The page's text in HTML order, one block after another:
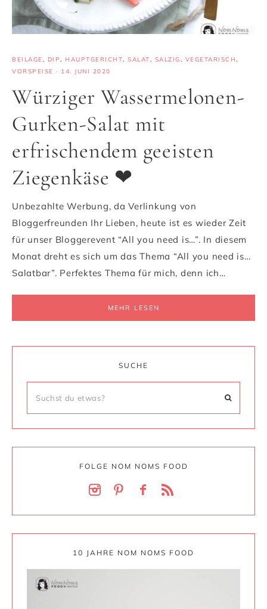
BEILAGE, DIP, HAUPTGERICHT, SALAT, SALZIG, VEGETARISCH,
VORSPEISE · 14. JUNI 2020
Würziger Wassermelonen-
Gurken-Salat mit
erfrischendem geeisten
Ziegenkäse ❤
Unbezahlte Werbung, da Verlinkung von
Bloggerfreunden Ihr Lieben, heute ist es wieder Zeit
für unser Bloggerevent “All you need is…”. In diesem
Monat dreht es sich um das Thema “All you need is…
Salatbar”. Perfektes Thema für mich, denn ich…
MEHR LESEN
SUCHE
FOLGE NOM NOMS FOOD
10 JAHRE NOM NOMS FOOD